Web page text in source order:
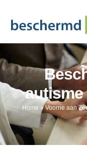
autisme
Home »Voorne aan